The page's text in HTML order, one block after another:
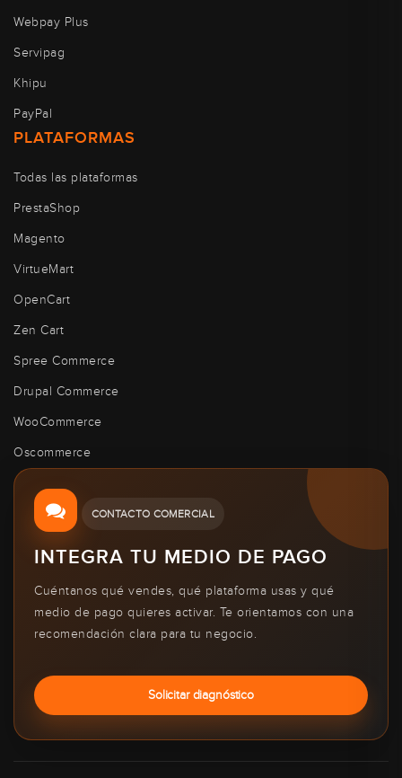
Webpay Plus
Servipag
Khipu
PayPal
PLATAFORMAS
Todas las plataformas
PrestaShop
Magento
VirtueMart
OpenCart
Zen Cart
Spree Commerce
Drupal Commerce
WooCommerce
Oscommerce
CONTACTO COMERCIAL
INTEGRA TU MEDIO DE PAGO
Cuéntanos qué vendes, qué plataforma usas y qué
medio de pago quieres activar. Te orientamos con una
recomendación clara para tu negocio.
Solicitar diagnóstico